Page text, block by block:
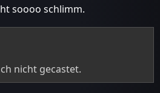
soooo schlimm.
nicht gecastet.